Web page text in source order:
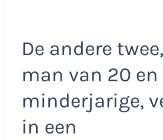
De andere
man van 20 en
minderjarige,
in een